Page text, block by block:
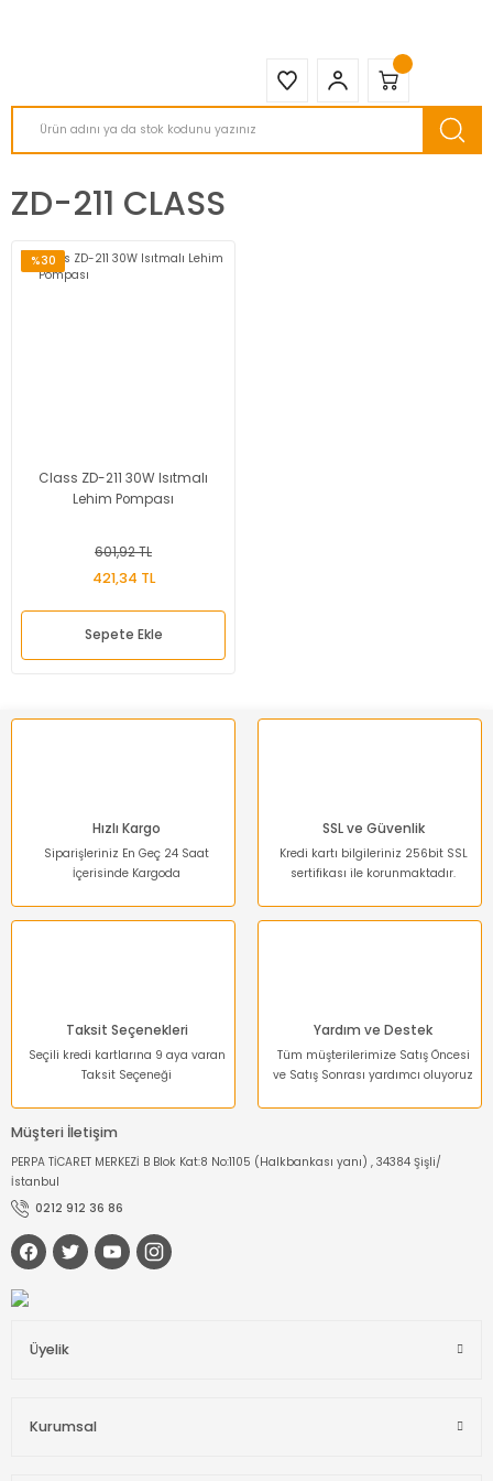
ZD-211 CLASS
%30
Class ZD-211 30W Isıtmalı
Lehim Pompası
601,92 TL
421,34 TL
Sepete Ekle
Hızlı Kargo
Siparişleriniz En Geç 24 Saat
İçerisinde Kargoda
SSL ve Güvenlik
Kredi kartı bilgileriniz 256bit SSL
sertifikası ile korunmaktadır.
Taksit Seçenekleri
Seçili kredi kartlarına 9 aya varan
Taksit Seçeneği
Yardım ve Destek
Tüm müşterilerimize Satış Öncesi
ve Satış Sonrası yardımcı oluyoruz
Müşteri İletişim
PERPA TİCARET MERKEZİ B Blok Kat:8 No:1105 (Halkbankası yanı) , 34384 Şişli/
İstanbul
0212 912 36 86
Üyelik
Kurumsal